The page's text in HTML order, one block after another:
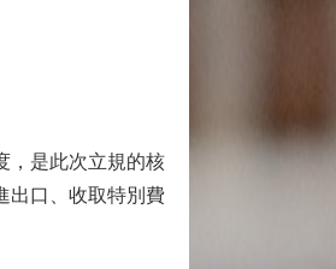
是此次立規的核
出口、收取特別費